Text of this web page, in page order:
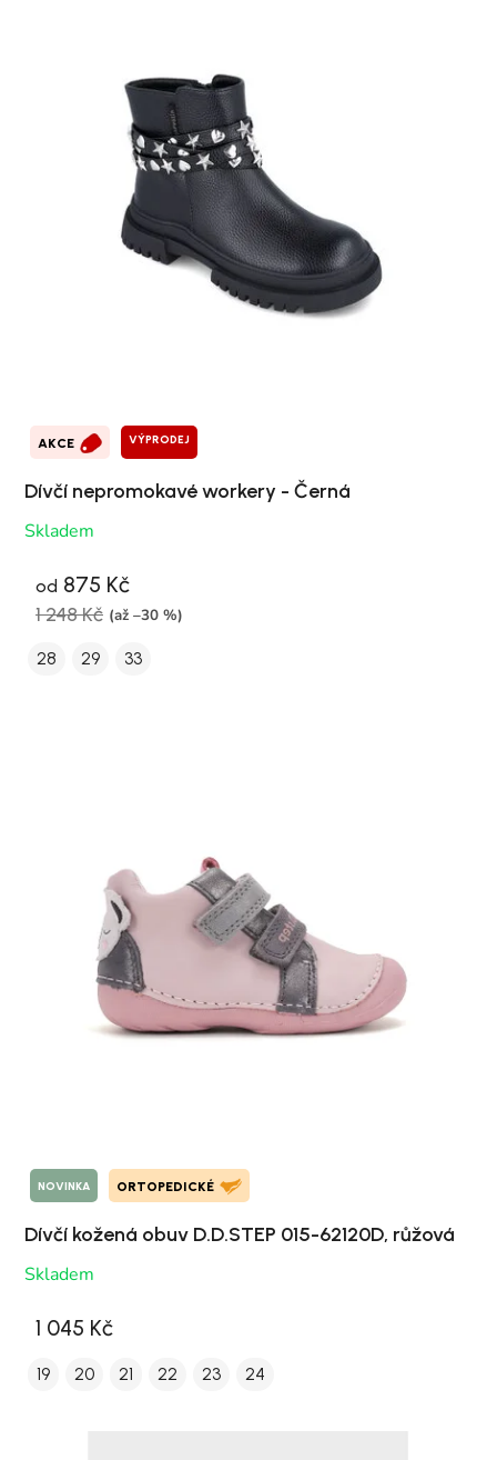
AKCE VÝPRODEJ
Dívčí nepromokavé workery - Černá
Skladem
od 875 Kč
1 248 Kč (až –30 %)
28 29 33
NOVINKA ORTOPEDICKÉ
Dívčí kožená obuv D.D.STEP 015-62120D, růžová
Skladem
1 045 Kč
19 20 21 22 23 24